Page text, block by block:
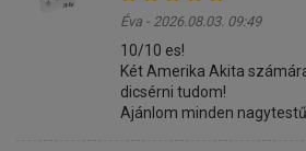
Éva - 2026.08.03. 09:49
10/10 es!
Két Amerika Akita
dicsérni tudom!
Ajánlom minden